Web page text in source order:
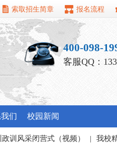
索取招生简章 报名流程
400-098-
客服QQ：
们 校园新闻
风采闭营式（视频） | 我校精